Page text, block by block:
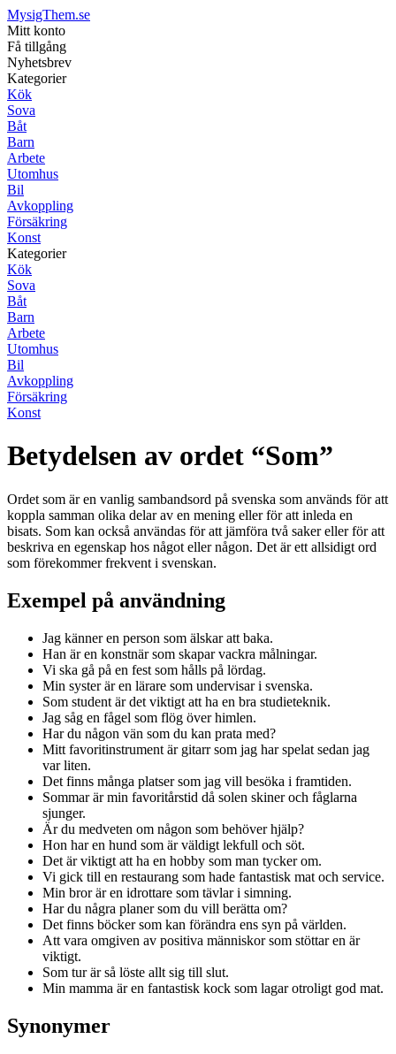
MysigThem.se
Mitt konto
Få tillgång
Nyhetsbrev
Kategorier
Kök
Sova
Båt
Barn
Arbete
Utomhus
Bil
Avkoppling
Försäkring
Konst
Kategorier
Kök
Sova
Båt
Barn
Arbete
Utomhus
Bil
Avkoppling
Försäkring
Konst
Betydelsen av ordet “Som”
Ordet som är en vanlig sambandsord på svenska som används för att
koppla samman olika delar av en mening eller för att inleda en
bisats. Som kan också användas för att jämföra två saker eller för att
beskriva en egenskap hos något eller någon. Det är ett allsidigt ord
som förekommer frekvent i svenskan.
Exempel på användning
Jag känner en person som älskar att baka.
Han är en konstnär som skapar vackra målningar.
Vi ska gå på en fest som hålls på lördag.
Min syster är en lärare som undervisar i svenska.
Som student är det viktigt att ha en bra studieteknik.
Jag såg en fågel som flög över himlen.
Har du någon vän som du kan prata med?
Mitt favoritinstrument är gitarr som jag har spelat sedan jag
var liten.
Det finns många platser som jag vill besöka i framtiden.
Sommar är min favoritårstid då solen skiner och fåglarna
sjunger.
Är du medveten om någon som behöver hjälp?
Hon har en hund som är väldigt lekfull och söt.
Det är viktigt att ha en hobby som man tycker om.
Vi gick till en restaurang som hade fantastisk mat och service.
Min bror är en idrottare som tävlar i simning.
Har du några planer som du vill berätta om?
Det finns böcker som kan förändra ens syn på världen.
Att vara omgiven av positiva människor som stöttar en är
viktigt.
Som tur är så löste allt sig till slut.
Min mamma är en fantastisk kock som lagar otroligt god mat.
Synonymer